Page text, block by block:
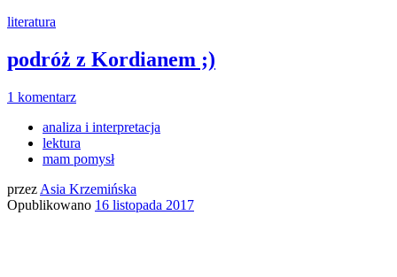
literatura
podróż z Kordianem ;)
1 komentarz
analiza i interpretacja
lektura
mam pomysł
przez Asia Krzemińska
Opublikowano 16 listopada 2017